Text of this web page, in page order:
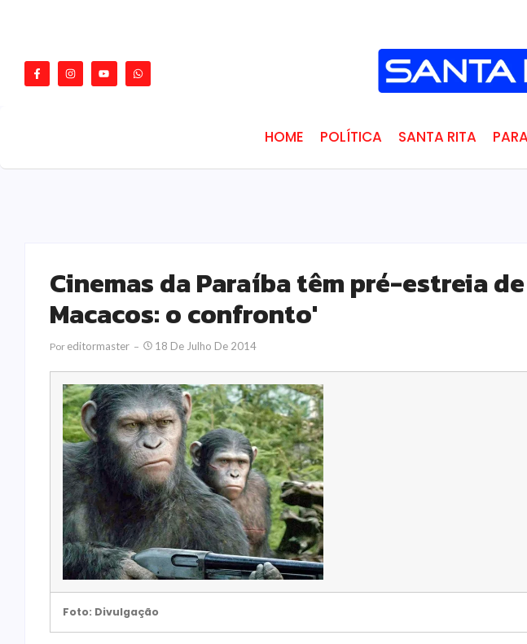
HOME POLÍTICA SANTA RITA
Cinemas da Paraíba têm pré-estreia
Macacos: o confronto'
Por Editormaster 18 De Julho De 2014
Foto: Divulgação